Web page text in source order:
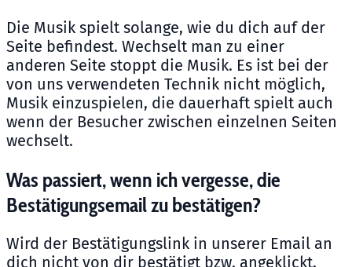
Die Musik spielt solange, wie du dich auf der
Seite befindest. Wechselt man zu einer
anderen Seite stoppt die Musik. Es ist bei der
von uns verwendeten Technik nicht möglich,
Musik einzuspielen, die dauerhaft spielt auch
wenn der Besucher zwischen einzelnen Seiten
wechselt.
Was passiert, wenn ich vergesse, die
Bestätigungsemail zu bestätigen?
Wird der Bestätigungslink in unserer Email an
dich nicht von dir bestätigt bzw. angeklickt,